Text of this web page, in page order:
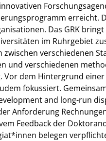
erreicht.
Das GRK
im Ruhrgebiet
zwischen verschiedenen
und verschiedenen
dem Hintergrund
fokussiert.
and long-run
Anforderung
Feedback der
belegen